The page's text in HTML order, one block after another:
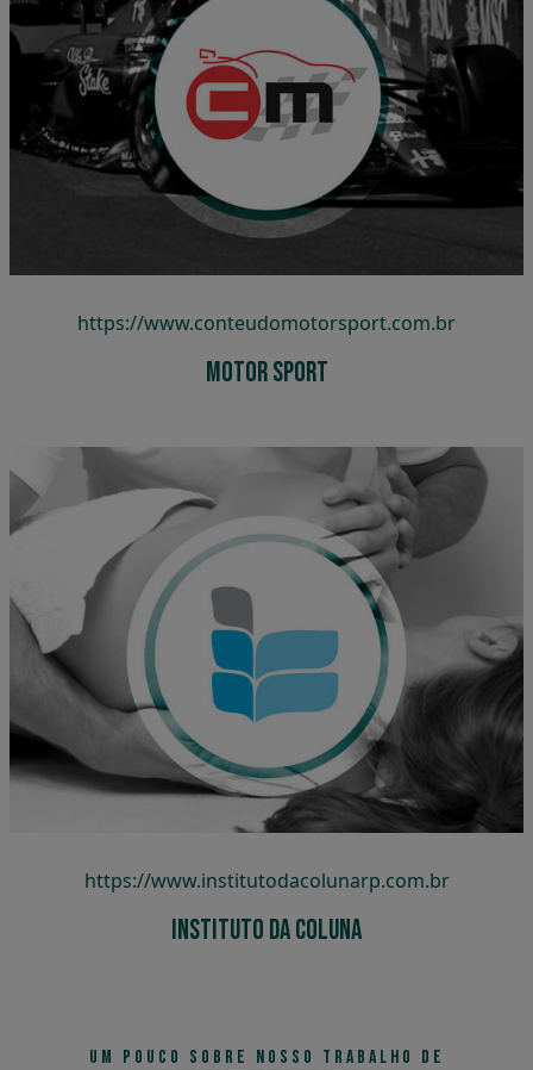
https://www.conteudomotorsport.com.br
Motor Sport
https://www.institutodacolunarp.com.br
Instituto da Coluna
UM POUCO SOBRE NOSSO TRABALHO DE